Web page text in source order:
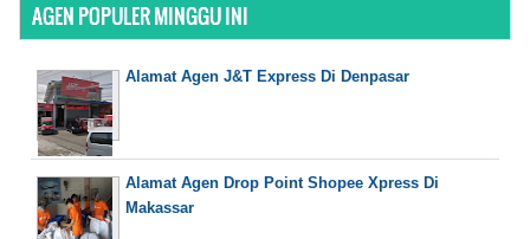
AGEN POPULER MINGGU INI
Alamat Agen J&T Express Di Denpasar
Alamat Agen Drop Point Shopee Xpress Di
Makassar